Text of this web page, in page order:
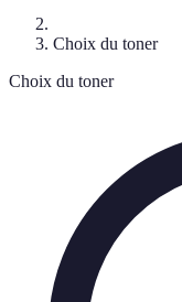
Choix du toner
Choix du toner